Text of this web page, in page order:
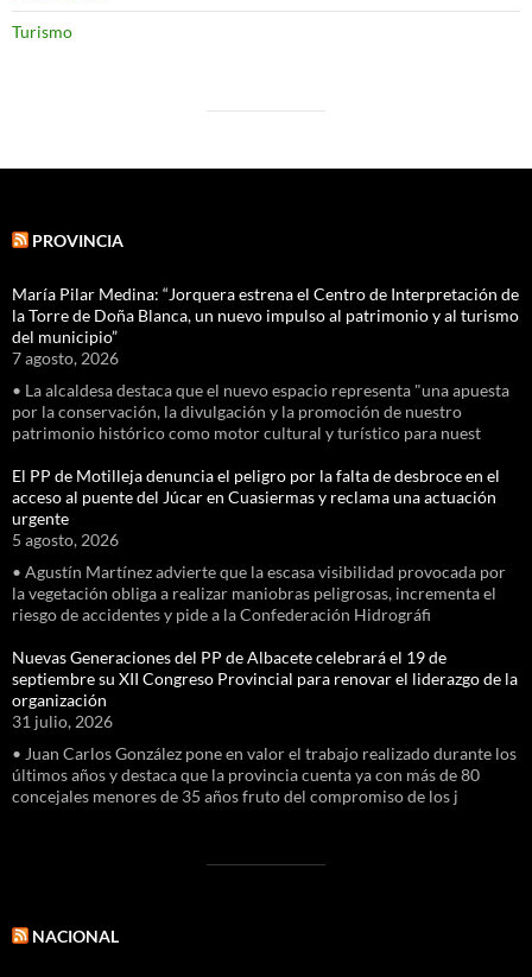
Turismo
PROVINCIA
María Pilar Medina: “Jorquera estrena el Centro de Interpretación de
la Torre de Doña Blanca, un nuevo impulso al patrimonio y al turismo
del municipio”
7 agosto, 2026
• La alcaldesa destaca que el nuevo espacio representa "una apuesta
por la conservación, la divulgación y la promoción de nuestro
patrimonio histórico como motor cultural y turístico para nuest
El PP de Motilleja denuncia el peligro por la falta de desbroce en el
acceso al puente del Júcar en Cuasiermas y reclama una actuación
urgente
5 agosto, 2026
• Agustín Martínez advierte que la escasa visibilidad provocada por
la vegetación obliga a realizar maniobras peligrosas, incrementa el
riesgo de accidentes y pide a la Confederación Hidrográfi
Nuevas Generaciones del PP de Albacete celebrará el 19 de
septiembre su XII Congreso Provincial para renovar el liderazgo de la
organización
31 julio, 2026
• Juan Carlos González pone en valor el trabajo realizado durante los
últimos años y destaca que la provincia cuenta ya con más de 80
concejales menores de 35 años fruto del compromiso de los j
NACIONAL